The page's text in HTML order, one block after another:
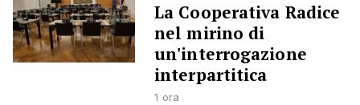
La Cooperativa Radice
nel mirino di
un'interrogazione
interpartitica
1 ora